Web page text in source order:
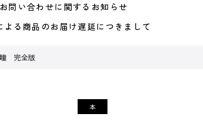
い合わせに関するお知らせ
る商品のお届け遅延につきまして
瞳 完全版